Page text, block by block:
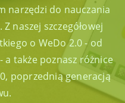
narzędzi do nauczania
naszej szczegółowej
o WeDo 2.0 - od
także poznasz różnice
poprzednią generacją